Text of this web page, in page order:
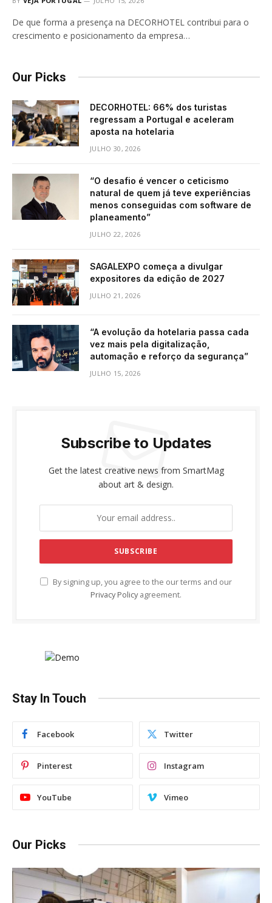
De que forma a presença na DECORHOTEL contribui para o
crescimento e posicionamento da empresa…
Our Picks
DECORHOTEL: 66% dos turistas
regressam a Portugal e aceleram
aposta na hotelaria
JULHO 30, 2026
“O desafio é vencer o ceticismo
natural de quem já teve experiências
menos conseguidas com software de
planeamento”
JULHO 22, 2026
SAGALEXPO começa a divulgar
expositores da edição de 2027
JULHO 21, 2026
“A evolução da hotelaria passa cada
vez mais pela digitalização,
automação e reforço da segurança”
JULHO 15, 2026
Subscribe to Updates
Get the latest creative news from SmartMag
about art & design.
By signing up, you agree to the our terms and our
Privacy Policy agreement.
Stay In Touch
Facebook Twitter
Pinterest Instagram
YouTube Vimeo
Our Picks